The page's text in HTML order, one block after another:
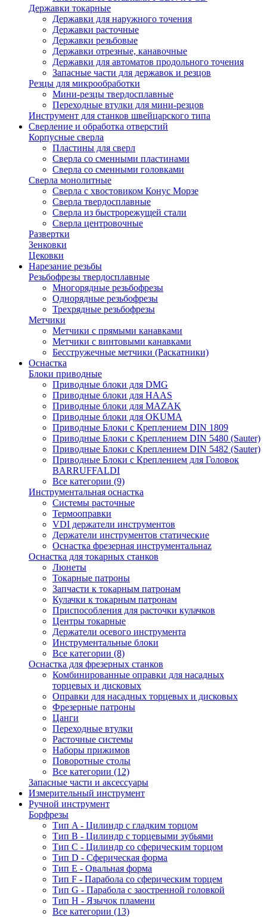
Державки токарные
Державки для наружного точения
Державки расточные
Державки резьбовые
Державки отрезные, канавочные
Державки для автоматов продольного точения
Запасные части для державок и резцов
Резцы для микрообработки
Мини-резцы твердосплавные
Переходные втулки для мини-резцов
Инструмент для станков швейцарского типа
Сверление и обработка отверстий
Корпусные сверла
Пластины для сверл
Сверла со сменными пластинами
Сверла со сменными головками
Сверла монолитные
Сверла с хвостовиком Конус Морзе
Сверла твердосплавные
Сверла из быстрорежущей стали
Сверла центровочные
Развертки
Зенковки
Цековки
Нарезание резьбы
Резьбофрезы твердосплавные
Многорядные резьбофрезы
Однорядные резьбофрезы
Трехрядные резьбофрезы
Метчики
Метчики с прямыми канавками
Метчики с винтовыми канавками
Бесстружечные метчики (Раскатники)
Оснастка
Блоки приводные
Приводные блоки для DMG
Приводные блоки для HAAS
Приводные блоки для MAZAK
Приводные блоки для OKUMA
Приводные Блоки с Креплением DIN 1809
Приводные Блоки с Креплением DIN 5480 (Sauter)
Приводные Блоки с Креплением DIN 5482 (Sauter)
Приводные Блоки с Креплением для Головок
BARRUFFALDI
Все категории (9)
Инструментальная оснастка
Системы расточные
Термооправки
VDI держатели инструментов
Держатели инструментов статические
Оснастка фрезерная инструментальнаz
Оснастка для токарных станков
Люнеты
Токарные патроны
Запчасти к токарным патронам
Кулачки к токарным патронам
Приспособления для расточки кулачков
Центры токарные
Держатели осевого инструмента
Инструментальные блоки
Все категории (8)
Оснастка для фрезерных станков
Комбинированные оправки для насадных
торцевых и дисковых
Оправки для насадных торцевых и дисковых
Фрезерные патроны
Цанги
Переходные втулки
Расточные системы
Наборы прижимов
Поворотные столы
Все категории (12)
Запасные части и аксессуары
Измерительный инструмент
Ручной инструмент
Борфрезы
Тип A - Цилиндр с гладким торцом
Тип В - Цилиндр с торцевыми зубьями
Тип С - Цилиндр со сферическим торцом
Тип D - Сферическая форма
Тип Е - Овальная форма
Тип F - Парабола со сферическим торцем
Тип G - Парабола с заостренной головкой
Тип H - Язычок пламени
Все категории (13)